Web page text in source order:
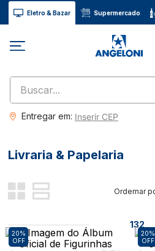
Eletro & Bazar Supermercado
Buscar...
Entregar em: Inserir CEP
Livraria & Papelaria
132
20%
OFF
20%
OFF